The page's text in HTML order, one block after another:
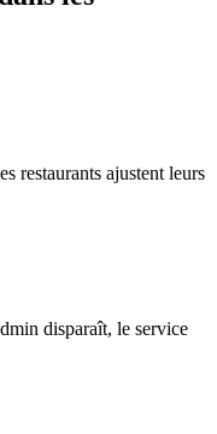
restaurants ajustent leurs
disparaît, le service